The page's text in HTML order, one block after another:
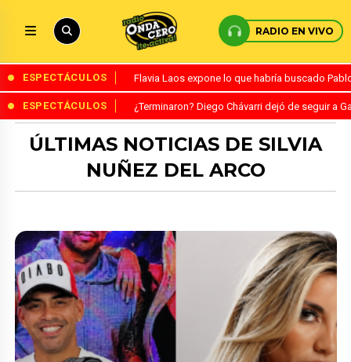
RADIO EN VIVO
ESPECTÁCULOS Flavia Laos expone lo que habría buscado
ESPECTÁCULOS ¿Terminaron? Diego Chávarri dejó de seguir a
ÚLTIMAS NOTICIAS DE SILVIA
NUÑEZ DEL ARCO